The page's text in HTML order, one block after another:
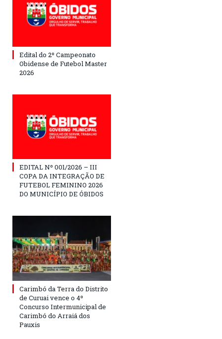
Edital do 2º Campeonato
Obidense de Futebol Master
2026
EDITAL Nº 001/2026 – III
COPA DA INTEGRAÇÃO DE
FUTEBOL FEMININO 2026
DO MUNICÍPIO DE ÓBIDOS
Carimbó da Terra do Distrito
de Curuai vence o 4º
Concurso Intermunicipal de
Carimbó do Arraiá dos
Pauxis